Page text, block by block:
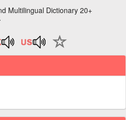
Multilingual Dictionary 20+